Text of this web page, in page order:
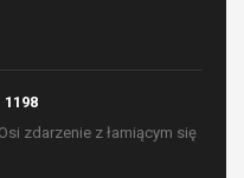
1198
zdarzenie z łamiącym się